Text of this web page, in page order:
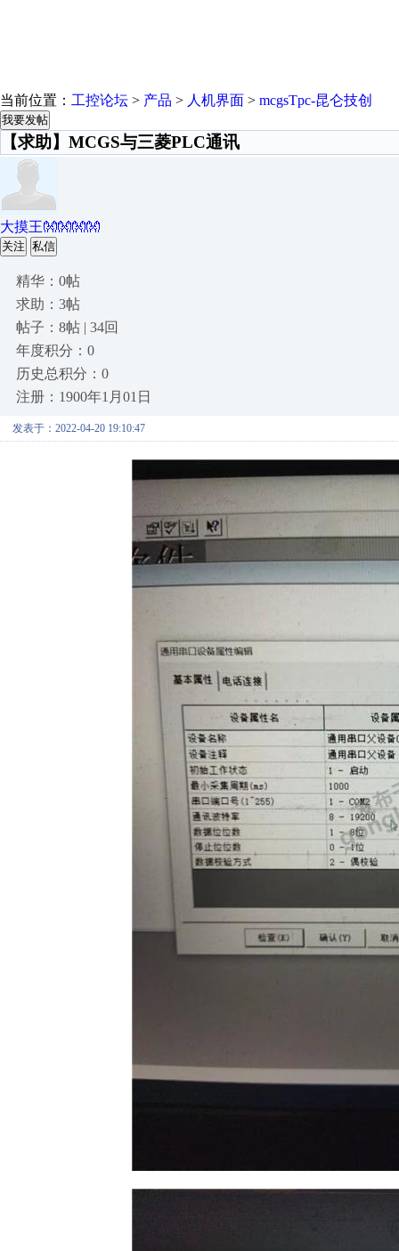
当前位置： 工控论坛 > 产品 > 人机界面 > mcgsTpc-昆仑技创
我要发帖
【求助】MCGS与三菱PLC通讯
大摸王👐👐👐👐
关注 私信
精华：0帖
求助：3帖
帖子：8帖 | 34回
年度积分：0
历史总积分：0
注册：1900年1月01日
发表于：2022-04-20 19:10:47